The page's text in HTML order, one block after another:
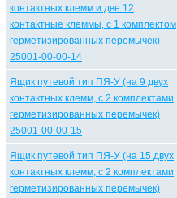
контактных клемм и две 12
контактные клеммы, с 1 комплектом
герметизированных перемычек)
25001-00-00-14
Ящик путевой тип ПЯ-У (на 9 двух
контактных клемм, с 2 комплектами
герметизированных перемычек)
25001-00-00-15
Ящик путевой тип ПЯ-У (на 15 двух
контактных клемм, с 2 комплектами
герметизированных перемычек)